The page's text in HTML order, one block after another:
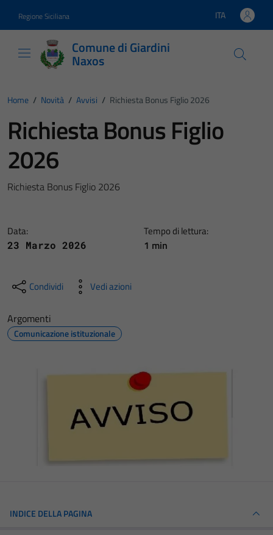
Regione Siciliana Lingua attiva:
ITA
Comune di Giardini
Naxos
Home / Novità / Avvisi / Richiesta Bonus Figlio 2026
Richiesta Bonus Figlio
2026
Richiesta Bonus Figlio 2026
Data:
23 Marzo 2026
Tempo di lettura:
1 min
Condividi Vedi azioni
Argomenti
Comunicazione istituzionale
INDICE DELLA PAGINA